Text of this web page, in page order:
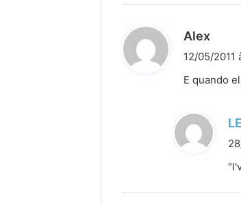
Alex
i
:
12/05/2011
E quando